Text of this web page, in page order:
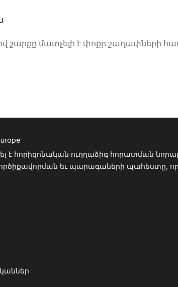
շարքը մատչելի է փոքր շաղափների
է հորիզոնական ուղղաձիգ հորատման
եւ պարագաների պահեստը,